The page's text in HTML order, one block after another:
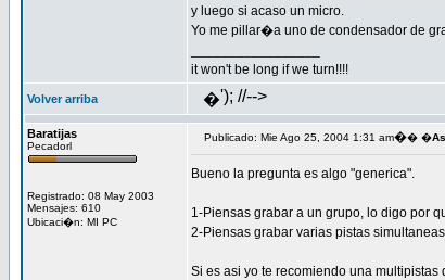
y luego si acaso un micro.
Yo me pillar�a uno de condensador de
it won't be long if we turn!!!!
Volver arriba �'); //-->
Baratijas
Pecadorl
Registrado: 08 May 2003
Mensajes: 610
Ubicaci�n: MI PC
Publicado: Mie Ago 25, 2004 1:31 am�� �
Bueno la pregunta es algo "generica".
1-Piensas grabar a un grupo, lo digo por
2-Piensas grabar varias pistas
Si es asi yo te recomiendo una